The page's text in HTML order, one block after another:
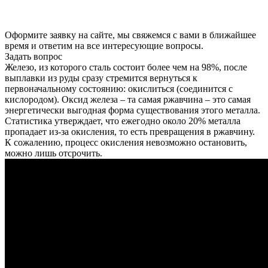
Оформите заявку на сайте, мы свяжемся с вами в ближайшее
время и ответим на все интересующие вопросы.
Задать вопрос
Железо, из которого сталь состоит более чем на 98%, после
выплавки из руды сразу стремится вернуться к
первоначальному состоянию: окислиться (соединится с
кислородом). Оксид железа – та самая ржавчина – это самая
энергетически выгодная форма существования этого металла.
Статистика утверждает, что ежегодно около 20% металла
пропадает из-за окисления, то есть превращения в ржавчину.
К сожалению, процесс окисления невозможно остановить,
можно лишь отсрочить.